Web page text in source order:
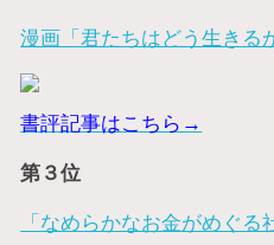
漫画「君たちはどう生き
書評記事はこちら→
第３位
「なめらかなお金がめぐ